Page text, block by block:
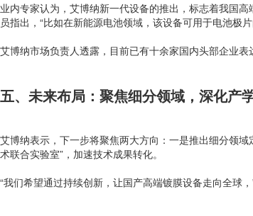
业内专家认为，艾博纳新一代设备的推出，标志着我国
员指出，“比如在新能源电池领域，该设备可用于电池极
艾博纳市场负责人透露，目前已有十余家国内头部企业
五、未来布局：聚焦细分领域，深化产
艾博纳表示，下一步将聚焦两大方向：一是推出细分领
术联合实验室”，加速技术成果转化。
“我们希望通过持续创新，让国产高端镀膜设备走向全球